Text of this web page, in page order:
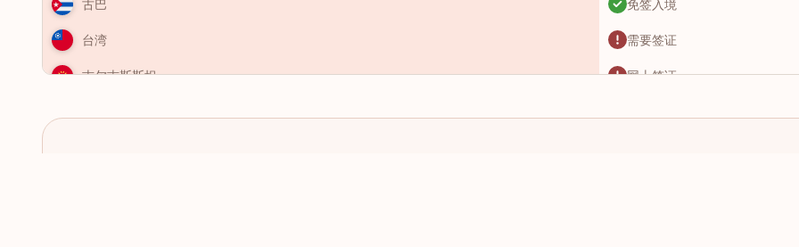
古巴 免签入境
台湾 需要签证
吉尔吉斯斯坦 网上签证